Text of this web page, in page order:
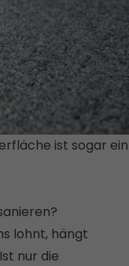
ist sogar ein
lohnt, hängt
nur die